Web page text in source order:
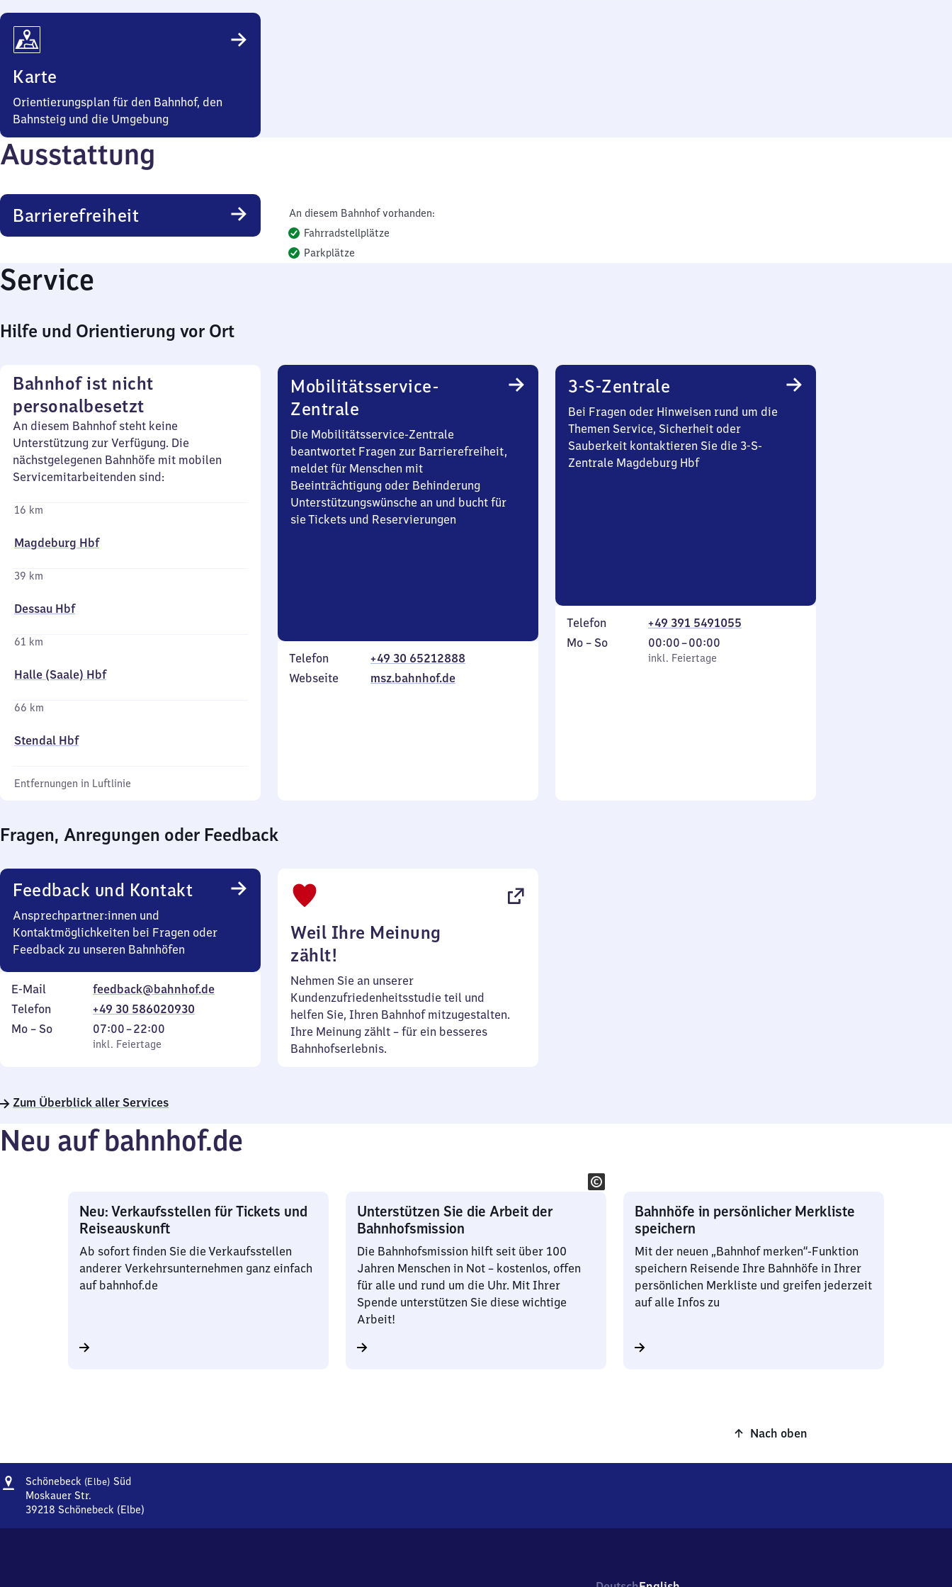
Karte
Orientierungsplan für den Bahnhof, den
Bahnsteig und die Umgebung
Ausstattung
Barrierefreiheit
An diesem Bahnhof vorhanden:
Fahrradstellplätze
Parkplätze
Service
Hilfe und Orientierung vor Ort
Bahnhof ist nicht
personalbesetzt
An diesem Bahnhof steht keine
Unterstützung zur Verfügung. Die
nächstgelegenen Bahnhöfe mit mobilen
Servicemitarbeitenden sind:
16 km
Magdeburg Hbf
39 km
Dessau Hbf
61 km
Halle (Saale) Hbf
66 km
Stendal Hbf
Entfernungen in Luftlinie
Mobilitätsservice-
Zentrale
Die Mobilitätsservice-Zentrale
beantwortet Fragen zur Barrierefreiheit,
meldet für Menschen mit
Beeinträchtigung oder Behinderung
Unterstützungswünsche an und bucht für
sie Tickets und Reservierungen
Telefon
+49 30 65212888
Webseite
msz.bahnhof.de
3-S-Zentrale
Bei Fragen oder Hinweisen rund um die
Themen Service, Sicherheit oder
Sauberkeit kontaktieren Sie die 3-S-
Zentrale Magdeburg Hbf
Telefon
+49 391 5491055
Montag
Mo – So,
inkl. Feiertage
00:00–00:00
Von
0
inkl. Feiertage
Fragen, Anregungen oder Feedback
Feedback und Kontakt
Ansprechpartner:innen und
Kontaktmöglichkeiten bei Fragen oder
Feedback zu unseren Bahnhöfen
E-Mail
feedback@bahnhof.de
Telefon
+49 30 586020930
Montag
Mo – So,
inkl. Feiertage
07:00–22:00
Von
7
22
inkl. Feiertage
Weil Ihre Meinung
zählt!
Nehmen Sie an unserer
Kundenzufriedenheitsstudie teil und
helfen Sie, Ihren Bahnhof mitzugestalten.
Ihre Meinung zählt – für ein besseres
Bahnhofserlebnis.
Zum Überblick aller Services
Neu auf bahnhof.de
Neu: Verkaufsstellen für Tickets und
Reiseauskunft
Ab sofort finden Sie die Verkaufsstellen
anderer Verkehrsunternehmen ganz einfach
auf bahnhof.de
Unterstützen Sie die Arbeit der
Bahnhofsmission
Die Bahnhofsmission hilft seit über 100
Jahren Menschen in Not – kostenlos, offen
für alle und rund um die Uhr. Mit Ihrer
Spende unterstützen Sie diese wichtige
Arbeit!
Bahnhöfe in persönlicher Merkliste
speichern
Mit der neuen „Bahnhof merken“-Funktion
speichern Reisende Ihre Bahnhöfe in Ihrer
persönlichen Merkliste und greifen jederzeit
auf alle Infos zu
Nach oben
Adresse
Schönebeck (Elbe) SüdSchönebeck
Süd
Moskauer Str.
39218 Schönebeck (Elbe)